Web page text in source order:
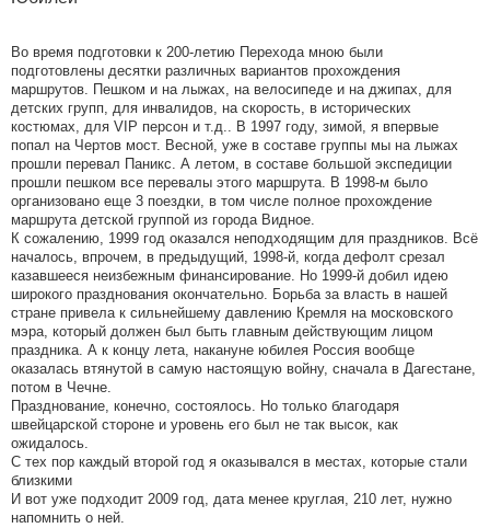
Во время подготовки к 200-летию Перехода мною были
подготовлены десятки различных вариантов прохождения
маршрутов. Пешком и на лыжах, на велосипеде и на джипах, для
детских групп, для инвалидов, на скорость, в исторических
костюмах, для VIP персон и т.д.. В 1997 году, зимой, я впервые
попал на Чертов мост. Весной, уже в составе группы мы на лыжах
прошли перевал Паникс. А летом, в составе большой экспедиции
прошли пешком все перевалы этого маршрута. В 1998-м было
организовано еще 3 поездки, в том числе полное прохождение
маршрута детской группой из города Видное.
К сожалению, 1999 год оказался неподходящим для праздников. Всё
началось, впрочем, в предыдущий, 1998-й, когда дефолт срезал
казавшееся неизбежным финансирование. Но 1999-й добил идею
широкого празднования окончательно. Борьба за власть в нашей
стране привела к сильнейшему давлению Кремля на московского
мэра, который должен был быть главным действующим лицом
праздника. А к концу лета, накануне юбилея Россия вообще
оказалась втянутой в самую настоящую войну, сначала в Дагестане,
потом в Чечне.
Празднование, конечно, состоялось. Но только благодаря
швейцарской стороне и уровень его был не так высок, как
ожидалось.
С тех пор каждый второй год я оказывался в местах, которые стали
близкими
И вот уже подходит 2009 год, дата менее круглая, 210 лет, нужно
напомнить о ней.